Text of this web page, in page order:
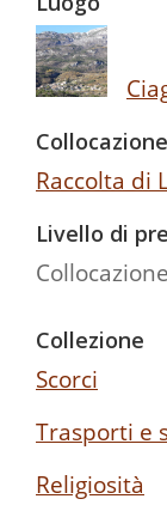
Collocazione
Raccolta di
Livello di
Collezione
Scorci
Trasporti e
Religiosità